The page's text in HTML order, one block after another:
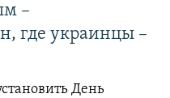
–
где украинцы –
День